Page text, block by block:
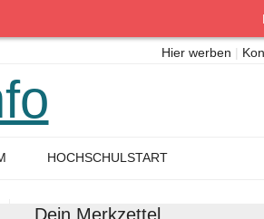
Dein Merkzettel
Hier werben |
HOCHSCHULSTART